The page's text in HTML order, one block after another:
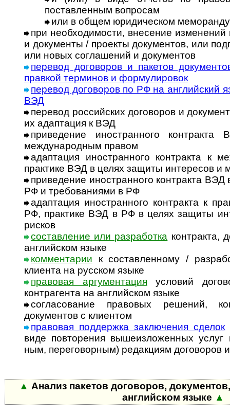
поставленным вопросам
или в общем юридическом
при необходимости, внесение
и документы / проекты документов, или
или новых соглашений и документов
перевод договоров и пакетов
правкой терминов и формулировок
перевод договоров по РФ на английский
ВЭД
перевод российских договоров и
их адаптация к ВЭД
приведение иностранного
международным правом
адаптация иностранного контракта к
практике ВЭД в целях защиты интересов и
приведение иностранного контракта ВЭД
РФ и требованиями в РФ
адаптация иностранного контракта к
РФ, практике ВЭД в РФ в целях защиты
рисков
составление или разработка контракта,
английском языке
комментарии к составленному /
клиента на русском языке
правовая аргументация условий
контрагента на английском языке
согласование правовых решений,
документов с клиентом
правовая поддержка заключения сделок
виде повторения вышеизложенных
ным, переговорным) редакциям договоров
▲ Анализ пакетов договоров,
английском языке ▲